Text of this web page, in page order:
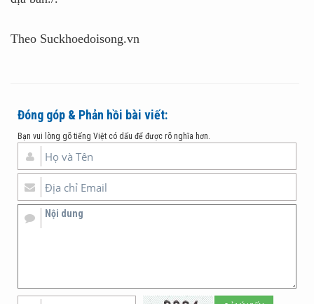
Theo Suckhoedoisong.vn
Đóng góp & Phản hồi bài viết:
Bạn vui lòng gõ tiếng Việt có dấu để được rõ nghĩa hơn.